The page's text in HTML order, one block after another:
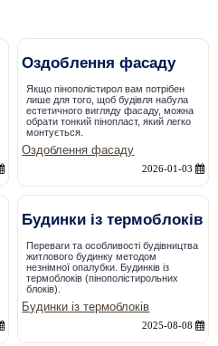
Оздоблення фасаду
Якщо пінополістирол вам потрібен
лише для того, щоб будівля набула
естетичного вигляду фасаду, можна
обрати тонкий пінопласт, який легко
монтується.
Оздоблення фасаду
2026-01-03
Будинки із термоблоків
Переваги та особливості будівництва
житлового будинку методом
незнімної опалубки. Будинків із
термоблоків (пінополістирольних
блоків).
Будинки із термоблоків
2025-08-08